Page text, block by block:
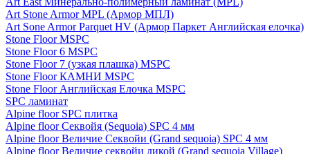
Art Stone Armor MPL (Армор МПЛ)
Art Sone Armor Parquet HV (Армор Паркет Английская елочка)
Stone Floor MSPC
Stone Floor 6 MSPC
Stone Floor 7 (узкая плашка) MSPC
Stone Floor КАМНИ MSPC
Stone Floor Английская Елочка MSPC
SPC ламинат
Alpine floor SPC плитка
Alpine floor Секвойя (Sequoia) SPC 4 мм
Alpine floor Величие Секвойи (Grand sequoia) SPC 4 мм
Alpine floor Величие секвойи дикой (Grand sequoia Village)